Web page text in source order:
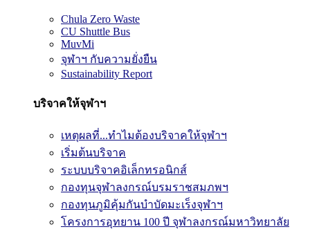
Chula Zero Waste
CU Shuttle Bus
MuvMi
จุฬาฯ กับความยั่งยืน
Sustainability Report
บริจาคให้จุฬาฯ
เหตุผลที่...ทำไมต้องบริจาคให้จุฬาฯ
เริ่มต้นบริจาค
ระบบบริจาคอิเล็กทรอนิกส์
กองทุนจุฬาลงกรณ์บรมราชสมภพฯ
กองทุนภูมิคุ้มกันบำบัดมะเร็งจุฬาฯ
โครงการอุทยาน 100 ปี จุฬาลงกรณ์มหาวิทยาลัย